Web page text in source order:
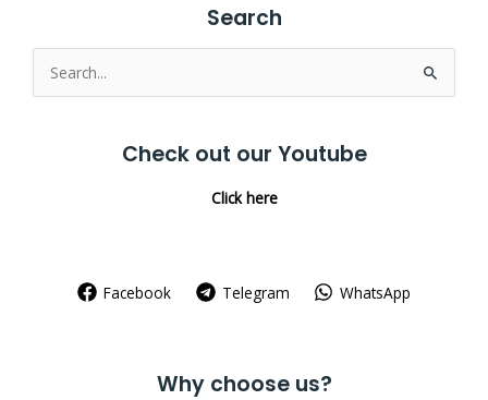
Search
Search
for:
Check out our Youtube
Click here
Facebook Telegram WhatsApp
Why choose us?